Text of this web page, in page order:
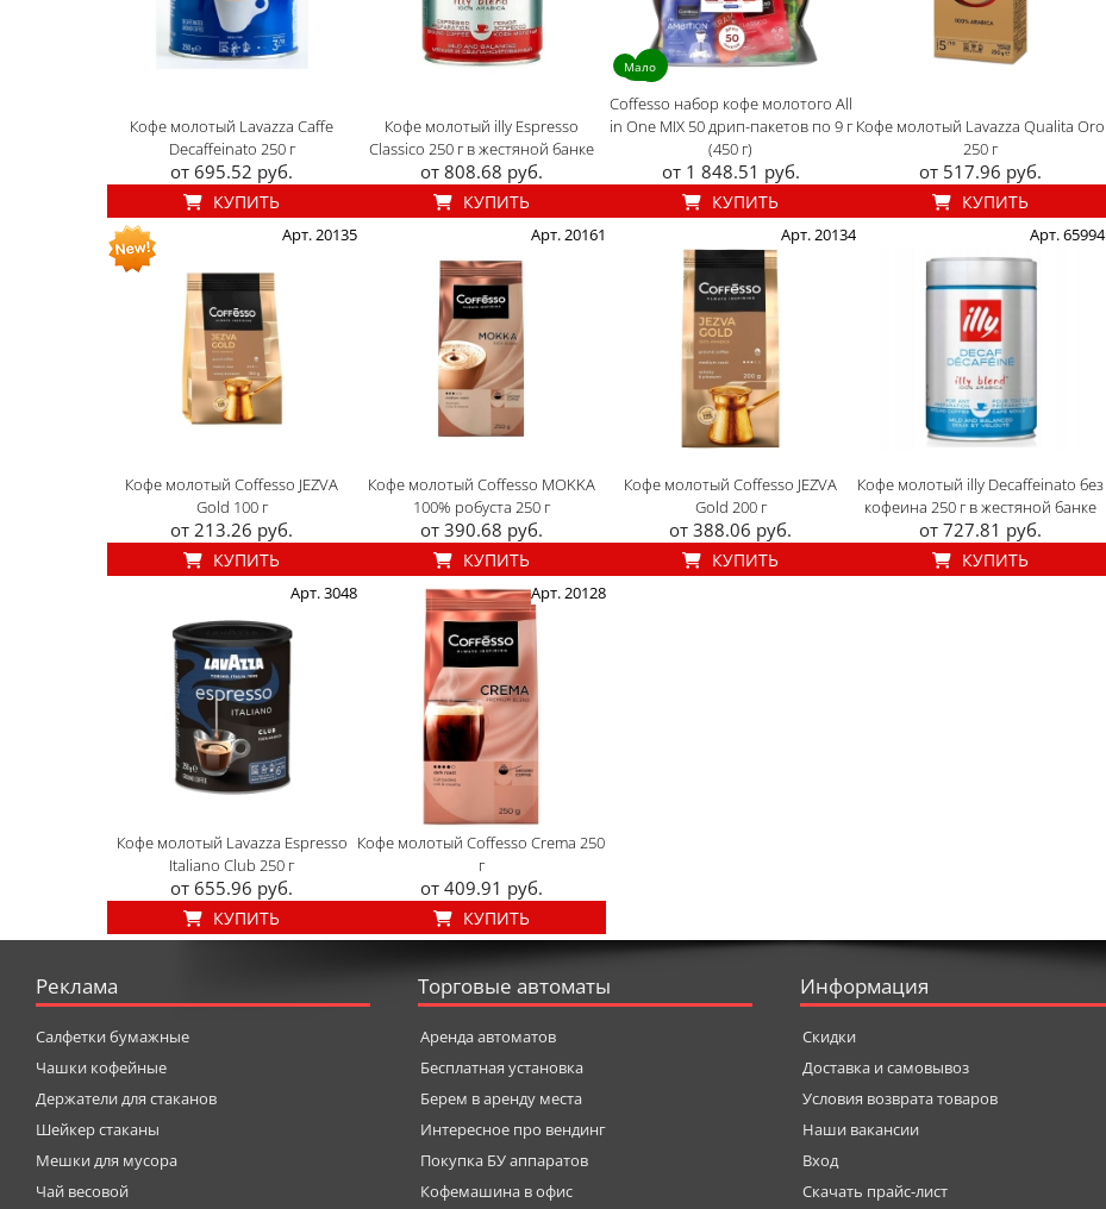
Кофе молотый Lavazza Caffe
Decaffeinato 250 г
от 695.52 руб.
КУПИТЬ
Кофе молотый illy Espresso
Classico 250 г в жестяной банке
от 808.68 руб.
КУПИТЬ
Мало
Coffesso набор кофе молотого All
in One MIX 50 дрип-пакетов по 9 г
(450 г)
от 1 848.51 руб.
КУПИТЬ
Кофе молотый Lavazza Qualita Oro
250 г
от 517.96 руб.
КУПИТЬ
Арт. 20135
Кофе молотый Coffesso JEZVA
Gold 100 г
от 213.26 руб.
КУПИТЬ
Арт. 20161
Кофе молотый Coffesso MOKKA
100% робуста 250 г
от 390.68 руб.
КУПИТЬ
Арт. 20134
Кофе молотый Coffesso JEZVA
Gold 200 г
от 388.06 руб.
КУПИТЬ
Арт. 65994
Кофе молотый illy Decaffeinato без
кофеина 250 г в жестяной банке
от 727.81 руб.
КУПИТЬ
Арт. 3048
Кофе молотый Lavazza Espresso
Italiano Club 250 г
от 655.96 руб.
КУПИТЬ
Арт. 20128
Кофе молотый Coffesso Crema 250
г
от 409.91 руб.
КУПИТЬ
Реклама
Салфетки бумажные
Чашки кофейные
Держатели для стаканов
Шейкер стаканы
Мешки для мусора
Чай весовой
Торговые автоматы
Аренда автоматов
Бесплатная установка
Берем в аренду места
Интересное про вендинг
Покупка БУ аппаратов
Кофемашина в офис
Информация
Скидки
Доставка и самовывоз
Условия возврата товаров
Наши вакансии
Вход
Скачать прайс-лист